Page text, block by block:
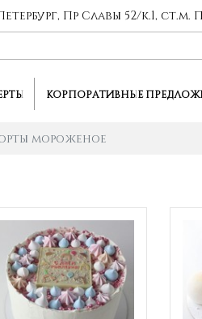
Пр Славы 52/к.1, ст.м.
КОРПОРАТИВНЫЕ
мороженое